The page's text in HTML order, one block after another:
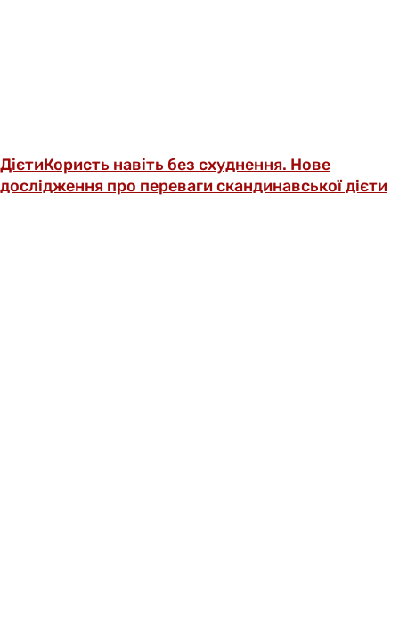
ДієтиКористь навіть без схуднення. Нове
дослідження про переваги скандинавської дієти